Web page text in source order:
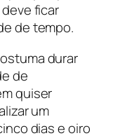
ficar
de tempo.
durar
de
quiser
um
dias e oiro